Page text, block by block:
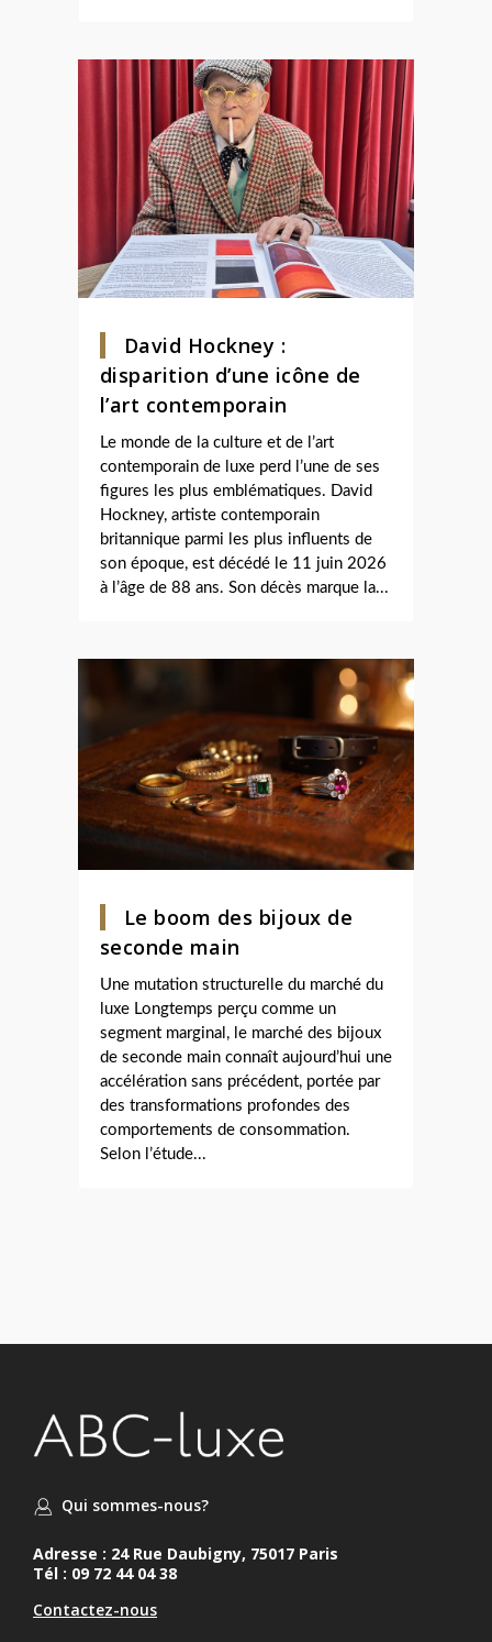
David Hockney :
disparition d’une icône de
l’art contemporain
Le monde de la culture et de l’art
contemporain de luxe perd l’une de ses
figures les plus emblématiques. David
Hockney, artiste contemporain
britannique parmi les plus influents de
son époque, est décédé le 11 juin 2026
à l’âge de 88 ans. Son décès marque la...
Le boom des bijoux de
seconde main
Une mutation structurelle du marché du
luxe Longtemps perçu comme un
segment marginal, le marché des bijoux
de seconde main connaît aujourd’hui une
accélération sans précédent, portée par
des transformations profondes des
comportements de consommation.
Selon l’étude...
Qui sommes-nous?
Adresse : 24 Rue Daubigny, 75017 Paris
Tél : 09 72 44 04 38
Contactez-nous